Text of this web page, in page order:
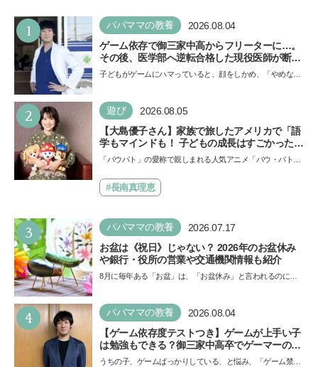
1 パパママの教養 2026.08.04
ゲーム依存で御三家中高からフリーターに…。
その後、医学部へ逆転合格した現役医師が断言
「ゲームの経験が受験勉強に役立った」そう考
子どもがゲームにハマっていると、顔をしかめ、「やめなさ
い…
2 遊び 2026.08.05
【大島優子さん】家族で旅したアメリカで「語
学もマインドも！ 子どもの成長はすごかった」
声優をつとめた映画『パウ・パトロール ザ・ダ
できると子どもに知ってほしい
「パウパト」の愛称で親しまれる人気アニメ「パウ・パトロ
ザ…
#長南真理恵
3 パパママの教養 2026.07.17
お盆は《祝日》じゃない？ 2026年のお盆休み
や銀行・役所の営業や交通機関情報も紹介
8月に毎年ある「お盆」は、「お盆休み」と言われるのに祝
盆…
4 パパママの教養 2026.08.04
【ゲーム依存度テストつき】ゲームが上手い子
は勉強もできる？御三家中高卒でゲーマーの医
師・阿部智史さんが教えるゲームしながら受験
うちの子、ゲームばっかりしている、と悩み、「ゲーム禁